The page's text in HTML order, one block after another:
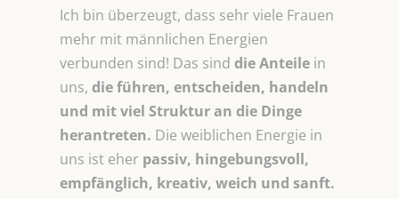
Ich bin überzeugt, dass sehr viele Frauen
mehr mit männlichen Energien
verbunden sind! Das sind die Anteile in
uns, die führen, entscheiden, handeln
und mit viel Struktur an die Dinge
herantreten. Die weiblichen Energie in
uns ist eher passiv, hingebungsvoll,
empfänglich, kreativ, weich und sanft.